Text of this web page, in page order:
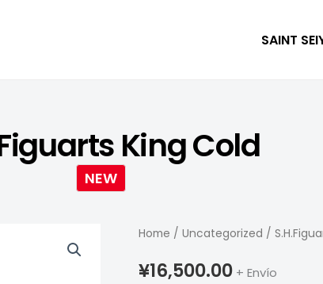
SAINT
King Cold
NEW
Home /Uncategorized /
¥16,500.00 + Envío